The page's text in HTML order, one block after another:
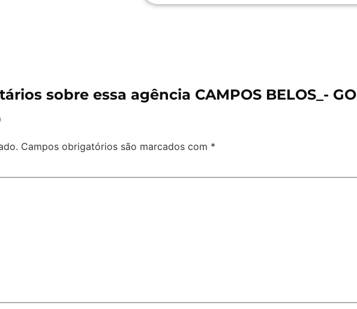
sobre essa agência CAMPOS BELOS_- GO
Campos obrigatórios são marcados com *